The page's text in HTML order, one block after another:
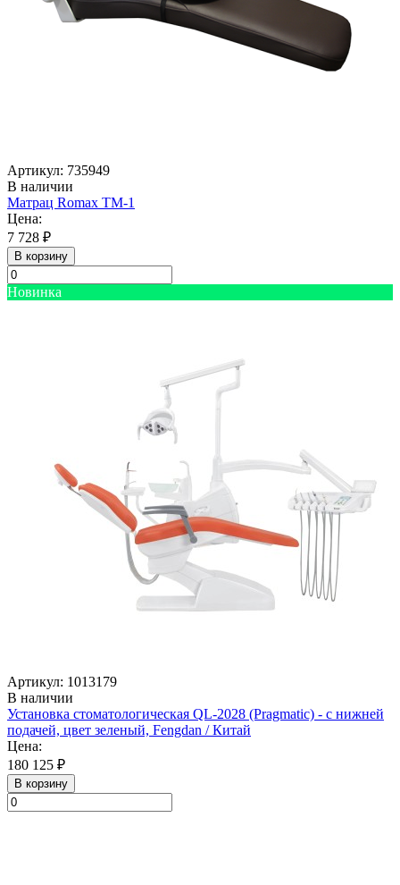
Артикул: 735949
В наличии
Матрац Romax TM-1
Цена:
7 728 ₽
В корзину
Новинка
Артикул: 1013179
В наличии
Установка стоматологическая QL-2028 (Pragmatic) - с нижней
подачей, цвет зеленый, Fengdan / Китай
Цена:
180 125 ₽
В корзину